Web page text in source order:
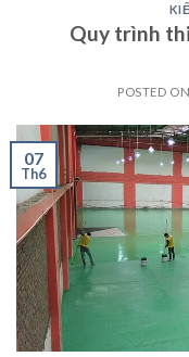
Quy trình
POSTED ON
07
Th6